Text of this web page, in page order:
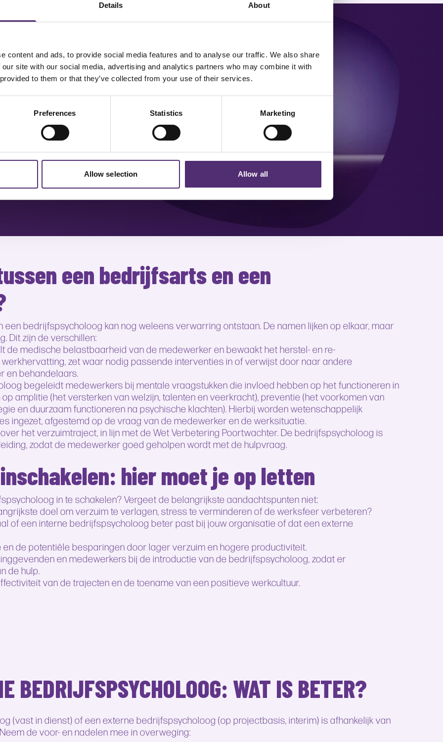
Details About
content and ads, to provide social media features and to analyse our traffic. We also share
site with our social media, advertising and analytics partners who may combine it with
to them or that they’ve collected from your use of their services.
Preferences Statistics Marketing
Allow selection Allow all
BIJ
krijgen:
ondersteuning krijgt
situatie
een bedrijfsarts en een
bedrijfspsycholoog kan nog weleens verwarring ontstaan. De namen lijken op elkaar, maar
Dit zijn de verschillen:
de medische belastbaarheid van de medewerker en bewaakt het herstel- en re-
zet waar nodig passende interventies in of verwijst door naar andere
en behandelaars.
begeleidt medewerkers bij mentale vraagstukken die invloed hebben op het functioneren in
amplitie (het versterken van welzijn, talenten en veerkracht), preventie (het voorkomen van
en duurzaam functioneren na psychische klachten). Hierbij worden wetenschappelijk
ingezet, afgestemd op de vraag van de medewerker en de werksituatie.
het verzuimtraject, in lijn met de Wet Verbetering Poortwachter. De bedrijfspsycholoog is
zodat de medewerker goed geholpen wordt met de hulpvraag.
hier moet je op letten
in te schakelen? Vergeet de belangrijkste aandachtspunten niet:
doel om verzuim te verlagen, stress te verminderen of de werksfeer verbeteren?
of een interne bedrijfspsycholoog beter past bij jouw organisatie of dat een externe
en de potentiële besparingen door lager verzuim en hogere productiviteit.
en medewerkers bij de introductie van de bedrijfspsycholoog, zodat er
de hulp.
van de trajecten en de toename van een positieve werkcultuur.
BEDRIJFSPSYCHOLOOG: WAT IS BETER?
(vast in dienst) of een externe bedrijfspsycholoog (op projectbasis, interim) is afhankelijk van
de voor- en nadelen mee in overweging: